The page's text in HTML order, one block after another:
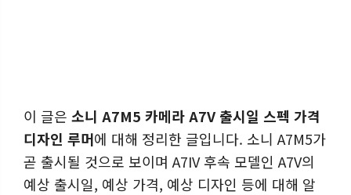
이 글은 소니 A7M5 카메라 A7V 출시일 스펙 가격
디자인 루머에 대해 정리한 글입니다. 소니 A7M5가
곧 출시될 것으로 보이며 A7IV 후속 모델인 A7V의
예상 출시일, 예상 가격, 예상 디자인 등에 대해 알